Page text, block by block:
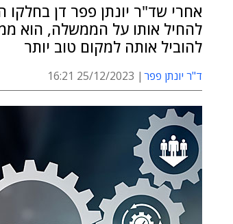
אחרי שד"ר יונתן פפר דן בחלקו
להחיל אותו על הממשלה, הוא
להוביל אותה למקום טוב יותר
ד"ר יונתן פפר 25/12/2023 16:21